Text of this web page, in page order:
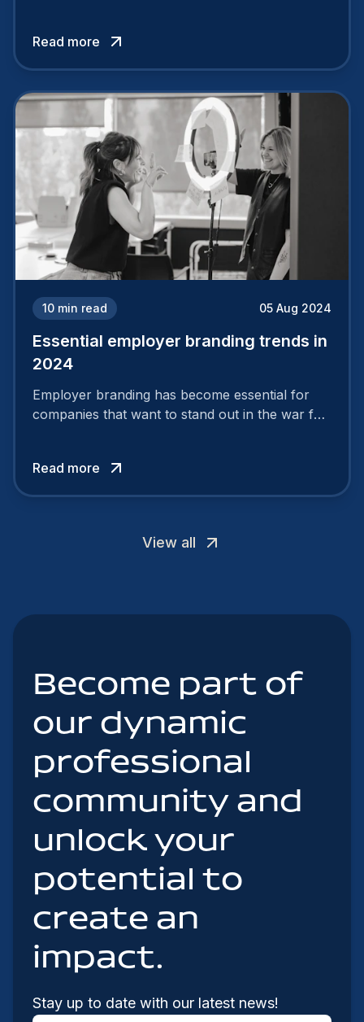
solid and positive employer brand are clear, you
cannot simply wave a magic wand for it to be
Read more
10 min read 05 Aug 2024
Essential employer branding trends in
2024
Employer branding has become essential for
companies that want to stand out in the war for
attract the best profiles.
Read more
View all
Become part of
our dynamic
professional
community and
unlock your
potential to
create an
impact.
Stay up to date with our latest news!